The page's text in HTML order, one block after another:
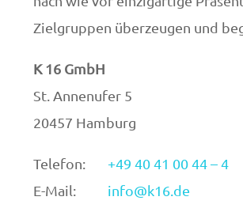
Zielgruppen überzeugen und
K 16 GmbH
St. Annenufer 5
20457 Hamburg
Telefon: +49 40 41 00 44 – 4
E-Mail: info@k16.de